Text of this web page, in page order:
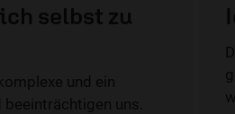
selbst zu
und ein
uns.